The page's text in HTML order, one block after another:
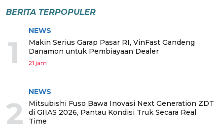
BERITA TERPOPULER
1
NEWS
Makin Serius Garap Pasar RI, VinFast Gandeng
Danamon untuk Pembiayaan Dealer
21 jam
2
NEWS
Mitsubishi Fuso Bawa Inovasi Next Generation ZDT
di GIIAS 2026, Pantau Kondisi Truk Secara Real
Time